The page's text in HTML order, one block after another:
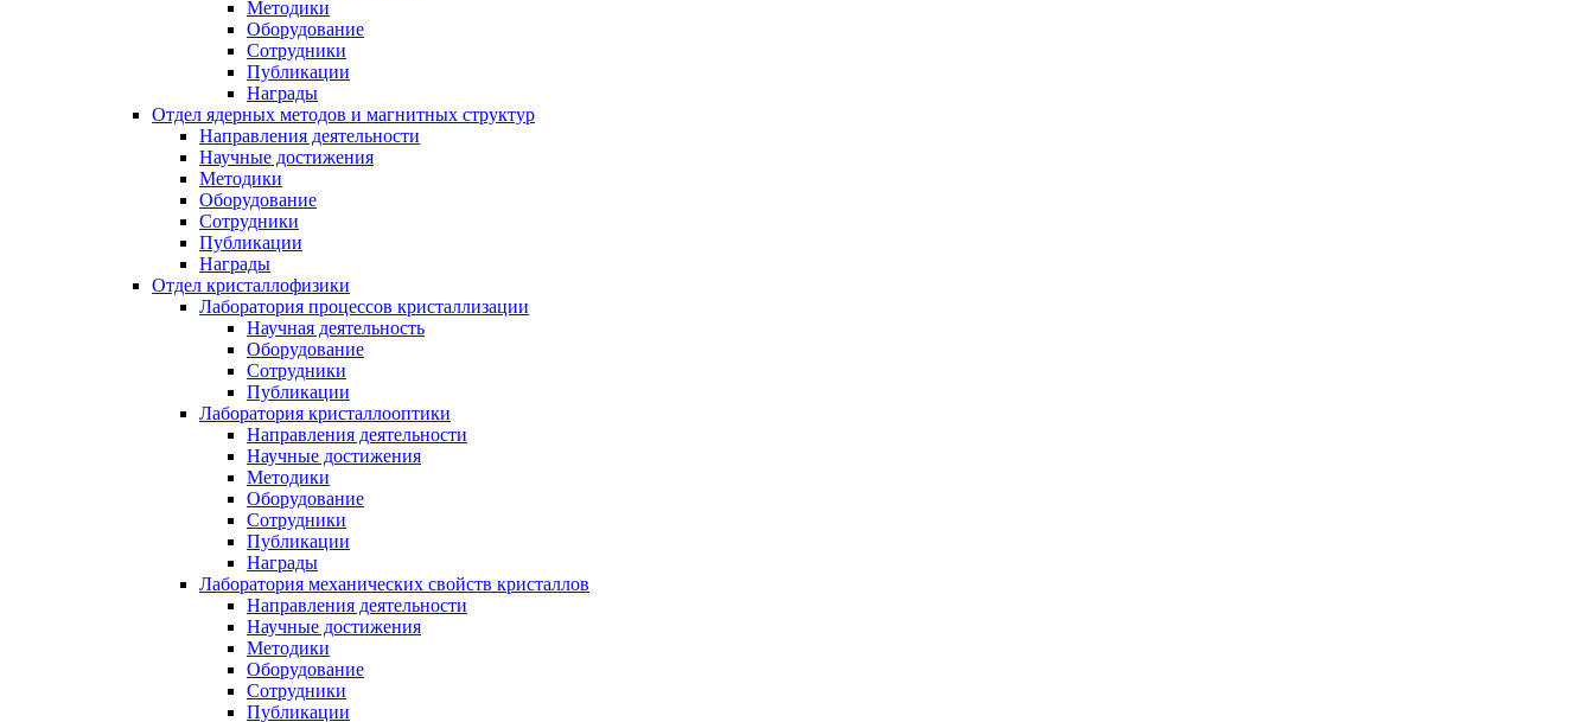
Методики
Оборудование
Сотрудники
Публикации
Награды
Отдел ядерных методов и магнитных структур
Направления деятельности
Научные достижения
Методики
Оборудование
Сотрудники
Публикации
Награды
Отдел кристаллофизики
Лаборатория процессов кристаллизации
Научная деятельность
Оборудование
Сотрудники
Публикации
Лаборатория кристаллооптики
Направления деятельности
Научные достижения
Методики
Оборудование
Сотрудники
Публикации
Награды
Лаборатория механических свойств кристаллов
Направления деятельности
Научные достижения
Методики
Оборудование
Сотрудники
Публикации